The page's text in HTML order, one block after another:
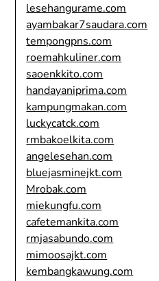
lesehangurame.com
ayambakar7saudara.com
tempongpns.com
roemahkuliner.com
saoenkkito.com
handayaniprima.com
kampungmakan.com
luckycatck.com
rmbakoelkita.com
angelesehan.com
bluejasminejkt.com
Mrobak.com
miekungfu.com
cafetemankita.com
rmjasabundo.com
mimoosajkt.com
kembangkawung.com